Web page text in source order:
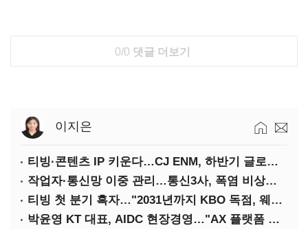
0/0 댓글 더보기
이지은
티빙·콘텐츠 IP 키운다…CJ ENM, 하반기 글로벌 확장 가속
작업자·통신망 이중 관리…통신3사, 폭염 비상대응 돌입
티빙 첫 분기 흑자…"2031년까지 KBO 독점, 웨이브 합병도 속도"
박윤영 KT 대표, AIDC 현장경영…"AX 플랫폼 핵심 인프라로 키운다"